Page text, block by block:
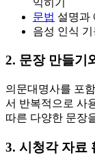
문법 설명과
음성 인식
2. 문장 만들기
의문대명사를 포
서 반복적으로 사
따른 다양한 문장
3. 시청각 자료